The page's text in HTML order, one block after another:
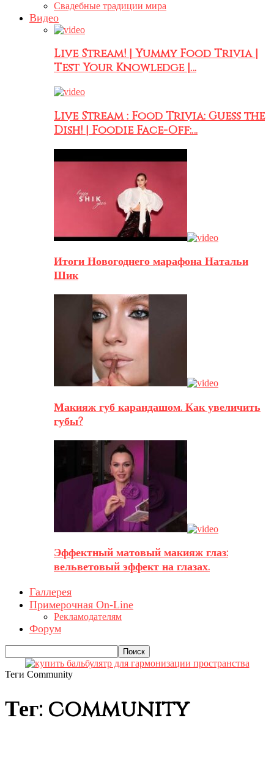
Свадебные традиции мира
Видео
Live Stream! | Yummy Food Trivia |
Test Your Knowledge |…
Live Stream : Food Trivia: Guess the
Dish! | Foodie Face-Off:…
Итоги Новогоднего марафона Натальи
Шик
Макияж губ карандашом. Как увеличить
губы?
Эффектный матовый макияж глаз:
вельветовый эффект на глазах.
Галлерея
Примерочная On-Line
Рекламодателям
Форум
Теги Community
Тег: community